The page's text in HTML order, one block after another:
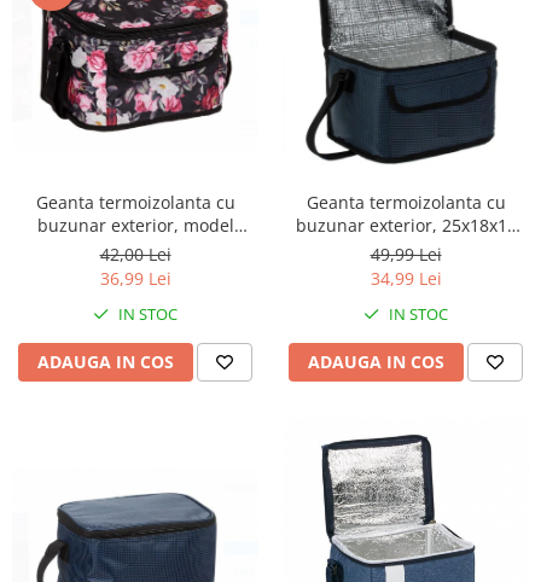
Camera copilului
Siguranta si protectie
Decoratiuni
Ingrijire copii
Ingrijire personala
Bureti de baie
Accesorii masaj
Organizare cosmetice si bijuterii
Ingrijire corporala
Rucsacuri, curele si accesorii
Genti termoizolante
Accesorii inot si gonflabile
Geanta termoizolanta cu
buzunar exterior, model
floral, 25x18x16 cm
42,00 Lei
36,99 Lei
IN STOC
ADAUGA IN COS
Geanta termoizolanta cu
buzunar exterior, 25x18x16
cm
49,99 Lei
34,99 Lei
IN STOC
ADAUGA IN COS